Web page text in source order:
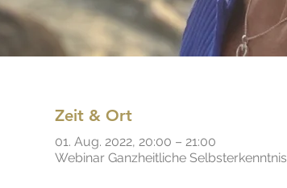
Zeit & Ort
01. Aug. 2022, 20:00 – 21:00
Webinar Ganzheitliche Selbsterkenntnis